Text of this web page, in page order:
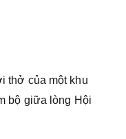
thở của một khu
bộ giữa lòng Hội